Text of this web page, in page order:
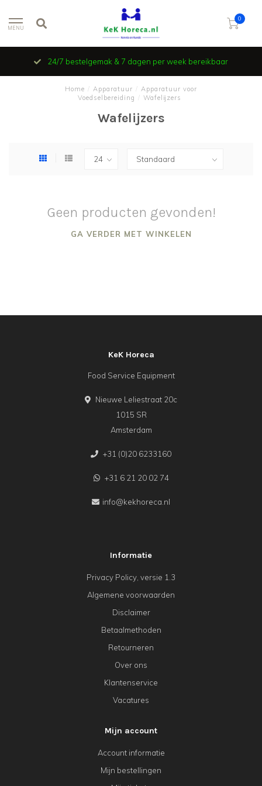
MENU
0
24/7 bestelgemak & 7 dagen per week bereikbaar
Home Apparatuur
Apparatuur voor
Voedselbereiding
Wafelijzers
Wafelijzers
Geen producten gevonden!
GA VERDER MET WINKELEN
KeK Horeca
Food Service Equipment
Nieuwe Leliestraat 20c
1015 SR
Amsterdam
+31 (0)20 6233160
+31 6 21 20 02 74
info@kekhoreca.nl
Informatie
Privacy Policy, versie 1.3
Algemene voorwaarden
Disclaimer
Betaalmethoden
Retourneren
Over ons
Klantenservice
Vacatures
Mijn account
Account informatie
Mijn bestellingen